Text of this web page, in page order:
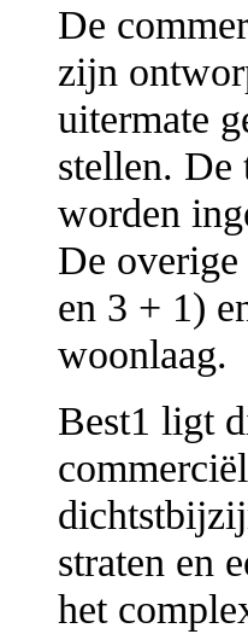
De
zijn
uitermate
stellen. De
worden
De overige
en 3 + 1)
woonlaag.
Best1 ligt
straten en
het